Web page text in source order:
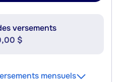
versements
$
mensuels